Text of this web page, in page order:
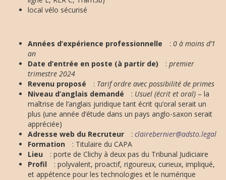
local vélo sécurisé
Années d’expérience professionnelle : 0 à moins d’1
an
Date d’entrée en poste (à partir de)
: premier
trimestre 2024
Revenu proposé
: Tarif ordre avec possibilité de primes
Niveau d’anglais demandé
: Usuel (écrit et oral) – la
maîtrise de l’anglais juridique tant écrit qu’oral serait un
plus (une année d’étude dans un pays anglo-saxon serait
appréciée)
Adresse web du Recruteur
: clairebernier@adsto.legal
Formation
: Titulaire du CAPA
Lieu
: porte de Clichy à deux pas du Tribunal Judiciaire
Profil
: polyvalent, proactif, rigoureux, curieux, impliqué,
et appétence pour les technologies et le numérique